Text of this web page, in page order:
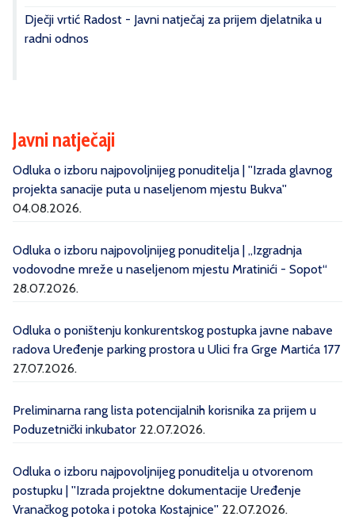
Dječji vrtić Radost - Javni natječaj za prijem djelatnika u
radni odnos
Javni natječaji
Odluka o izboru najpovoljnijeg ponuditelja | ''Izrada glavnog
projekta sanacije puta u naseljenom mjestu Bukva''
04.08.2026.
Odluka o izboru najpovoljnijeg ponuditelja | „Izgradnja
vodovodne mreže u naseljenom mjestu Mratinići - Sopot“
28.07.2026.
Odluka o poništenju konkurentskog postupka javne nabave
radova Uređenje parking prostora u Ulici fra Grge Martića 177
27.07.2026.
Preliminarna rang lista potencijalnih korisnika za prijem u
Poduzetnički inkubator 22.07.2026.
Odluka o izboru najpovoljnijeg ponuditelja u otvorenom
postupku | ''Izrada projektne dokumentacije Uređenje
Vranačkog potoka i potoka Kostajnice'' 22.07.2026.